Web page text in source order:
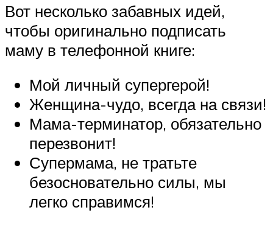
Вот несколько забавных идей,
чтобы оригинально подписать
маму в телефонной книге:
Мой личный супергерой!
Женщина-чудо, всегда на связи!
Мама-терминатор, обязательно
перезвонит!
Супермама, не тратьте
безосновательно силы, мы
легко справимся!